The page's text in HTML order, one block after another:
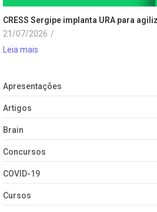
CRESS Sergipe implanta URA para
21/07/2026 /
Leia mais
Apresentações
Artigos
Brain
Concursos
COVID-19
Cursos